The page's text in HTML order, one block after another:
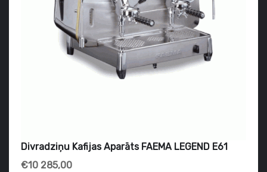
Divradziņu Kafijas Aparāts FAEMA LEGEND E61
€10 285,00